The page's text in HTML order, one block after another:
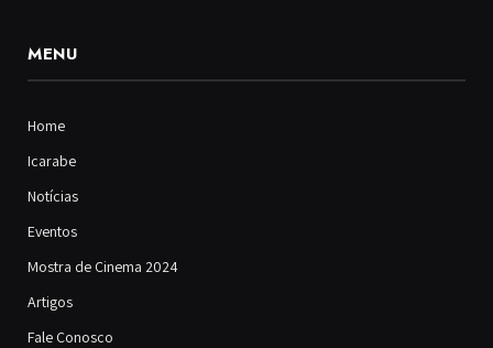
MENU
Home
Icarabe
Notícias
Eventos
Mostra de Cinema 2024
Artigos
Fale Conosco